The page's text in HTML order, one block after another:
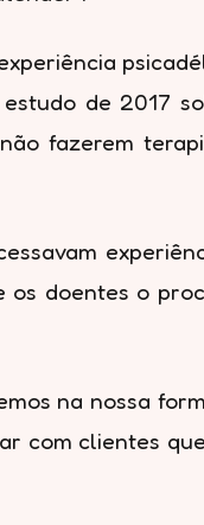
de 2017
fazerem
doentes o
na nossa
com clientes